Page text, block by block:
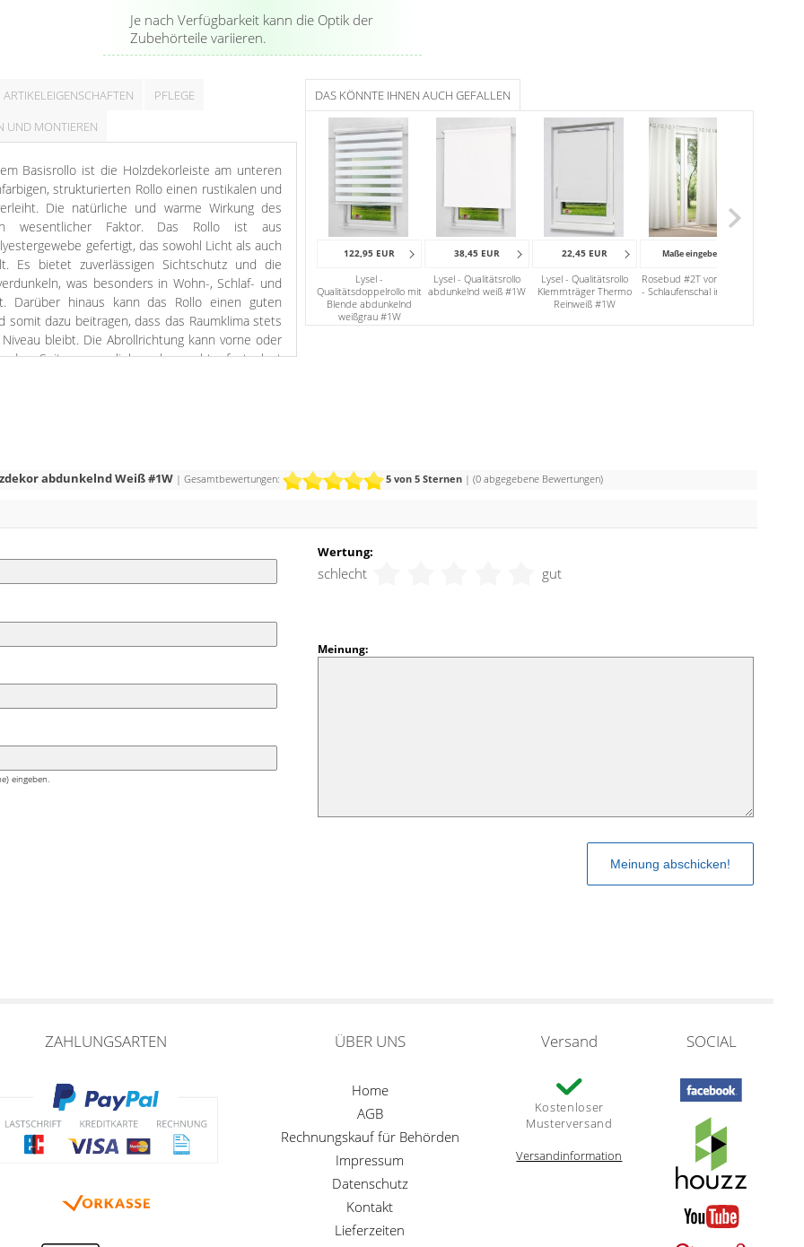
Je nach Verfügbarkeit kann die Optik der
Zubehörteile variieren.
ARTIKELEIGENSCHAFTEN
PFLEGE
UND MONTIEREN
Basisrollo ist die Holzdekorleiste am unteren
strukturierten Rollo einen rustikalen und
Die natürliche und warme Wirkung des
wesentlicher Faktor. Das Rollo ist aus
gefertigt, das sowohl Licht als auch
Es bietet zuverlässigen Sichtschutz und die
was besonders in Wohn-, Schlaf- und
Darüber hinaus kann das Rollo einen guten
somit dazu beitragen, dass das Raumklima stets
bleibt. Die Abrollrichtung kann vorne oder
des Seitenzuges links oder rechts festgelegt
Die klare Linienführung des Rollos und die
Wirkung des Holzes ergänzen sich hier
lädt dazu ein, den Raum mit weiteren
Grüntönen, auch in Form von immergrünen
DAS KÖNNTE IHNEN AUCH GEFALLEN
122,95 EUR
Lysel -
Qualitätsdoppelrollo mit
Blende abdunkelnd
weißgrau #1W
38,45 EUR
Lysel - Qualitätsrollo
abdunkelnd weiß #1W
22,45 EUR
Lysel - Qualitätsrollo
Klemmträger Thermo
Reinweiß #1W
Maße eingeben
Rosebud #2T von Lysel
- Schlaufenschal in weiß
abdunkelnd Weiß #1W| Gesamtbewertungen: 5 von 5 Sternen | (0 abgegebene Bewertungen)
Wertung:
schlecht gut
Meinung:
eingeben.
ZAHLUNGSARTEN ÜBER UNS
Home
AGB
Rechnungskauf für Behörden
Impressum
Datenschutz
Kontakt
Lieferzeiten
Versand
Kostenloser
Musterversand
Versandinformation
SOCIAL